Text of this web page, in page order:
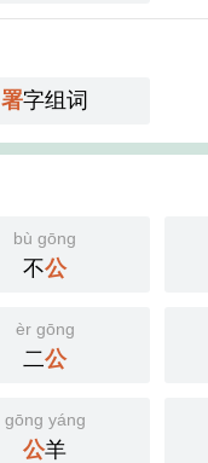
署字组词
bù gōng
不公
èr gōng
二公
gōng yáng
公羊